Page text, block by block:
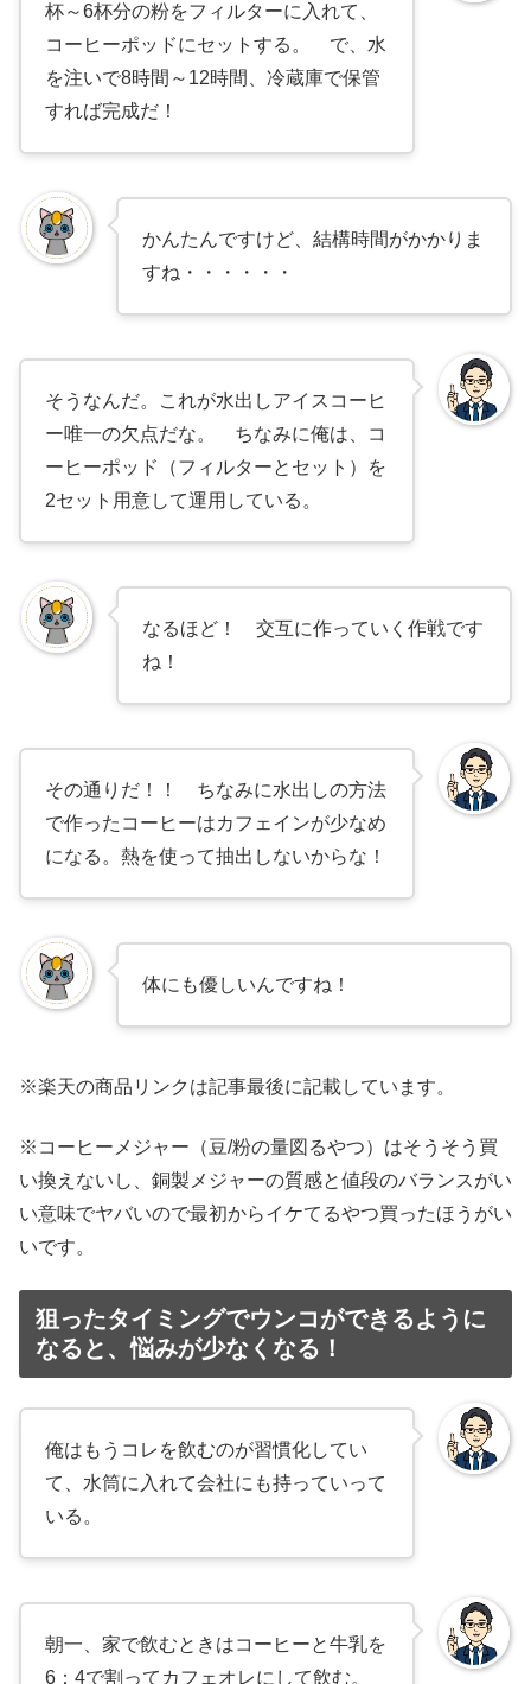
杯～6杯分の粉をフィルターに入れて、
コーヒーポッドにセットする。 で、水
を注いで8時間～12時間、冷蔵庫で保管
すれば完成だ！
かんたんですけど、結構時間がかかりま
すね・・・・・・
そうなんだ。これが水出しアイスコーヒ
ー唯一の欠点だな。 ちなみに俺は、コ
ーヒーポッド（フィルターとセット）を
2セット用意して運用している。
なるほど！ 交互に作っていく作戦です
ね！
その通りだ！！ ちなみに水出しの方法
で作ったコーヒーはカフェインが少なめ
になる。熱を使って抽出しないからな！
体にも優しいんですね！
※楽天の商品リンクは記事最後に記載しています。
※コーヒーメジャー（豆/粉の量図るやつ）はそうそう買
い換えないし、銅製メジャーの質感と値段のバランスがい
い意味でヤバいので最初からイケてるやつ買ったほうがい
いです。
狙ったタイミングでウンコができるように
なると、悩みが少なくなる！
俺はもうコレを飲むのが習慣化してい
て、水筒に入れて会社にも持っていって
いる。
朝一、家で飲むときはコーヒーと牛乳を
6：4で割ってカフェオレにして飲む。